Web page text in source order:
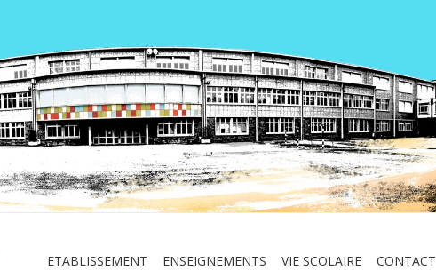
ETABLISSEMENT ENSEIGNEMENTS VIE SCOLAIRE CONTACT